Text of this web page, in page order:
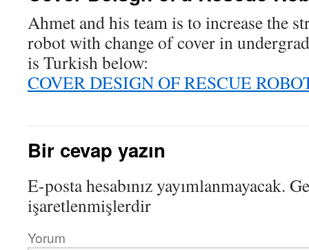
Ahmet and his team is to increase the
robot with change of cover in
is Turkish below:
COVER DESIGN OF RESCUE
Bir cevap yazın
E-posta hesabınız yayımlanmayacak.
işaretlenmişlerdir
Yorum